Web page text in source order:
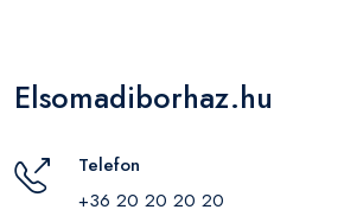
Elsomadiborhaz.hu
Telefon
+36 20 20 20 20